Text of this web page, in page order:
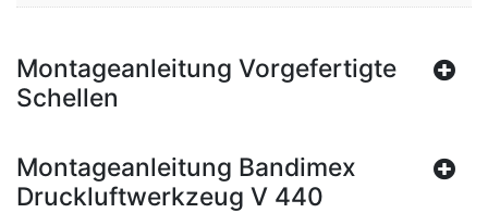
Montageanleitung Vorgefertigte
Schellen
Montageanleitung Bandimex
Druckluftwerkzeug V 440